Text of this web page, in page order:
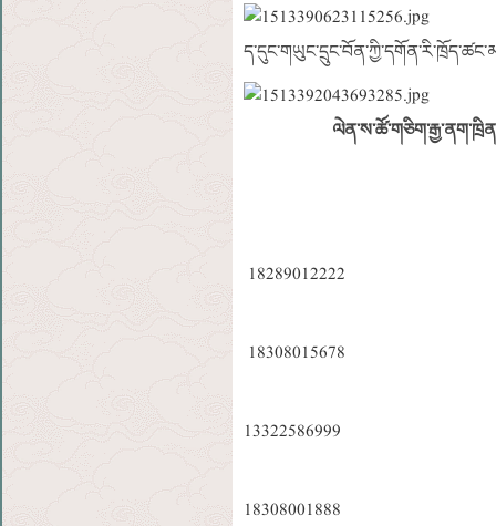
18289012222
18308015678
13322586999
18308001888